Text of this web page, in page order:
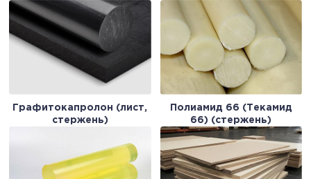
Графитокапролон (лист,
стержень)
Полиамид 66 (Текамид
66) (стержень)